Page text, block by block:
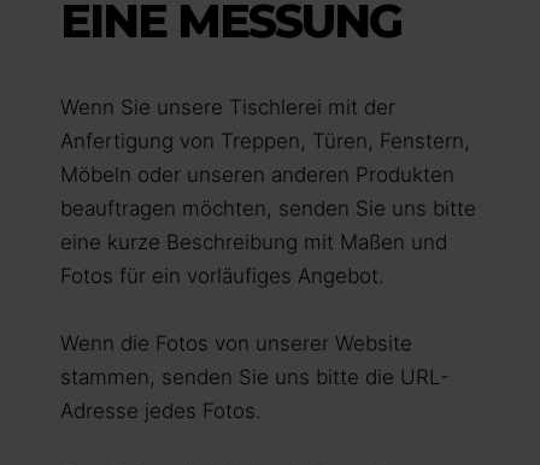
EINE MESSUNG
Wenn Sie unsere Tischlerei mit der
Anfertigung von Treppen, Türen, Fenstern,
Möbeln oder unseren anderen Produkten
beauftragen möchten, senden Sie uns bitte
eine kurze Beschreibung mit Maßen und
Fotos für ein vorläufiges Angebot.
Wenn die Fotos von unserer Website
stammen, senden Sie uns bitte die URL-
Adresse jedes Fotos.